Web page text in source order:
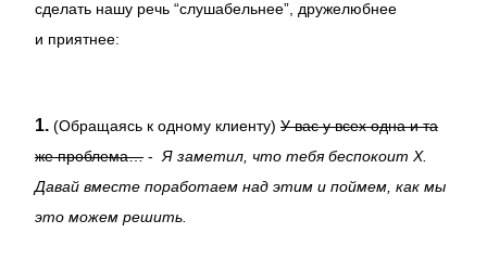
сделать нашу речь “слушабельнее”, дружелюбнее
и приятнее:
1. (Обращаясь к одному клиенту) У вас у всех одна и та
же проблема… - Я заметил, что тебя беспокоит Х.
Давай вместе поработаем над этим и поймем, как мы
это можем решить.